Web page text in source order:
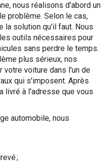
nous réalisons d'abord un
problème. Selon le cas,
la solution qu'il faut. Nous
outils nécessaires pour
sans perdre le temps.
plus sérieux, nos
votre voiture dans l'un de
qui s'imposent. Après
livré à l'adresse que vous
automobile, nous
;